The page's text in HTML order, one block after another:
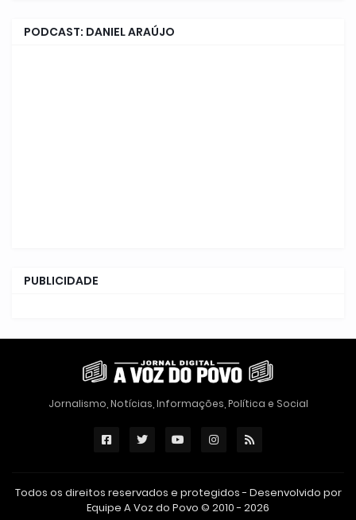
PODCAST: DANIEL ARAÚJO
PUBLICIDADE
Jornalismo, Notícias, Informações, Política e Social
Todos os direitos reservados e protegidos - Desenvolvido por
Equipe A Voz do Povo © 2010 - 2026